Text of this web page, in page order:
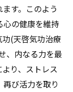
す。このよう
心の健康を維持
(天啓気功治療
、内なる力を最
り、ストレス
び活力を取り